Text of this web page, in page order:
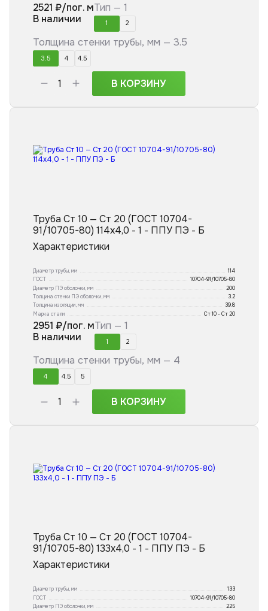
2521 ₽/пог. м
В наличии
Тип — 1
1 2
Толщина стенки трубы, мм — 3.5
3.5 4 4.5
В КОРЗИНУ
Труба Ст 10 — Ст 20 (ГОСТ 10704-
91/10705-80) 114x4,0 - 1 - ППУ ПЭ - Б
Характеристики
Диаметр трубы, мм
114
ГОСТ
10704-91/10705-80
Диаметр ПЭ оболочки, мм
200
Толщина стенки ПЭ оболочки, мм
3.2
Толщина изоляции, мм
39.8
Марка стали
Ст 10 - Ст 20
2951 ₽/пог. м
В наличии
Тип — 1
1 2
Толщина стенки трубы, мм — 4
4 4.5 5
В КОРЗИНУ
Труба Ст 10 — Ст 20 (ГОСТ 10704-
91/10705-80) 133x4,0 - 1 - ППУ ПЭ - Б
Характеристики
Диаметр трубы, мм
133
ГОСТ
10704-91/10705-80
Диаметр ПЭ оболочки, мм
225